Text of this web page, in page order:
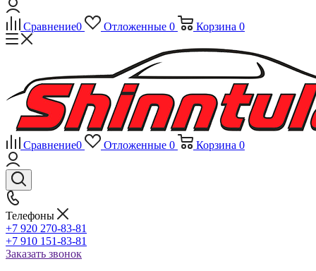
Сравнение0 Отложенные 0 Корзина 0
Сравнение0 Отложенные 0 Корзина 0
Телефоны
+7 920 270-83-81
+7 910 151-83-81
Заказать звонок